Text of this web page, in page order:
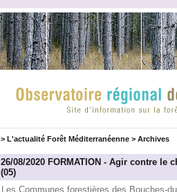
> L'actualité Forêt Méditerranéenne> Archives
26/08/2020 FORMATION - Agir contre
(05)
Les Communes forestières des Bouches-